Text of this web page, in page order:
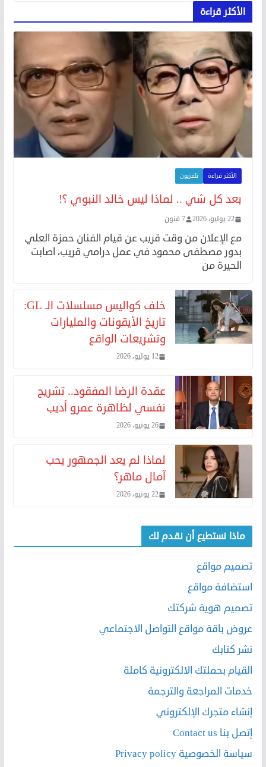
الأكثر قراءة
الأكثر قراءة تلفزيون
بعد كل شي .. لماذا ليس خالد النبوي ؟!
22 يوليو، 2026 7 فنون
مع الإعلان من وقت قريب عن قيام الفنان حمزة العلي
بدور مصطفى محمود في عمل درامي قريب، اصابت
الحيرة من
خلف كواليس مسلسلات الـ GL:
تاريخ الأيقونات والمليارات
وتشريعات الواقع
12 يوليو، 2026
عقدة الرضا المفقود.. تشريح
نفسي لظاهرة عمرو أديب
26 يونيو، 2026
لماذا لم يعد الجمهور يحب
آمال ماهر؟
22 يونيو، 2026
ماذا نستطيع أن نقدم لك
تصميم مواقع
استضافة مواقع
تصميم هوية شركتك
عروض باقة مواقع التواصل الاجتماعي
نشر كتابك
القيام بحملتك الالكترونية كاملة
خدمات المراجعة والترجمة
إنشاء متجرك الإلكتروني
إتصل بنا Contact us
سياسة الخصوصية Privacy policy